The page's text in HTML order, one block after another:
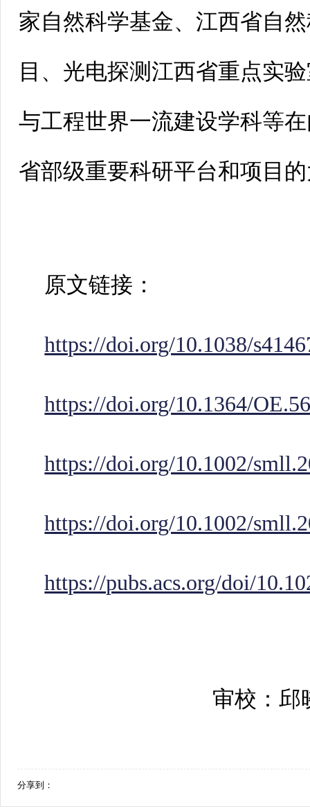
家自然科学基金、江西省自
目、光电探测江西省重点实
与工程世界一流建设学科等
省部级重要科研平台和项目
原文链接：
https://doi.org/10.1038/
https://doi.org/10.1364/
https://doi.org/10.1002/
https://doi.org/10.1002/
https://pubs.acs.org/doi/
审校：邱
分享到：